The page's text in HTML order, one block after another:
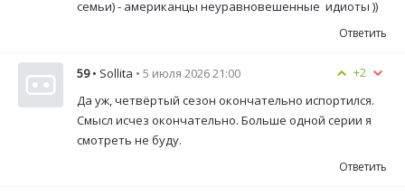
семьи) - американцы неуравновешенные идиоты ))
Ответить
+2
59 • Sollita • 5 июля 2026 21:00
Да уж, четвёртый сезон окончательно испортился.
Смысл исчез окончательно. Больше одной серии я
смотреть не буду.
Ответить